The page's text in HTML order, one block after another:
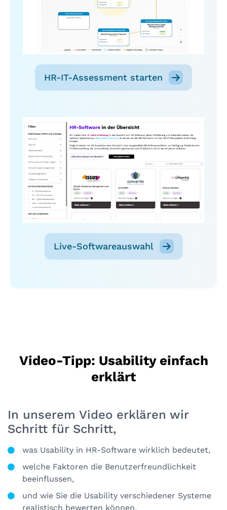
HR-IT-Assessment starten
Live-Softwareauswahl
Video-Tipp: Usability einfach
erklärt
In unserem Video erklären wir
Schritt für Schritt,
was Usability in HR-Software wirklich bedeutet,
welche Faktoren die Benutzerfreundlichkeit
beeinflussen,
und wie Sie die Usability verschiedener Systeme
realistisch bewerten können.